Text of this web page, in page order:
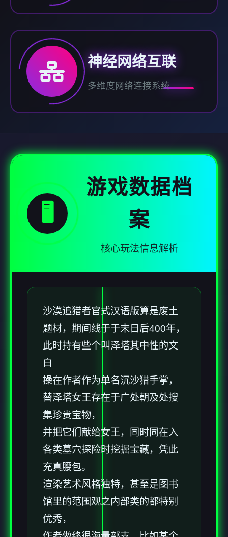
神经网络互联
多维度网络连接系统
🖥️
游戏数据档
案
核心玩法信息解析
沙漠追猎者官式汉语版算是废土
题材，期间线于于末日后400年，
此时持有些个叫泽塔其中性的文
白
操在作者作为单名沉沙猎手掌，
替泽塔女王存在于广处朝及处搜
集珍贵宝物，
并把它们献给女王，同时同在入
各类墓穴探险时挖掘宝藏，凭此
充真腰包。
渲染艺术风格独特，甚至是图书
馆里的范围观之内部类的都特别
优秀，